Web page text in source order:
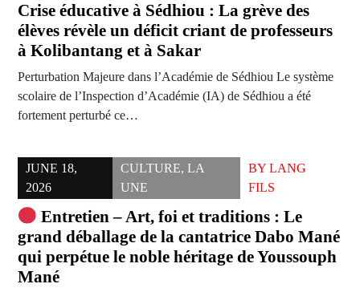
Crise éducative à Sédhiou : La grève des
élèves révèle un déficit criant de professeurs
à Kolibantang et à Sakar
Perturbation Majeure dans l’Académie de Sédhiou Le système
scolaire de l’Inspection d’Académie (IA) de Sédhiou a été
fortement perturbé ce…
JUNE 18,
2026
CULTURE, LA
UNE
BYLANG
FILS
Entretien – Art, foi et traditions : Le
grand déballage de la cantatrice Dabo Mané
qui perpétue le noble héritage de Youssouph
Mané